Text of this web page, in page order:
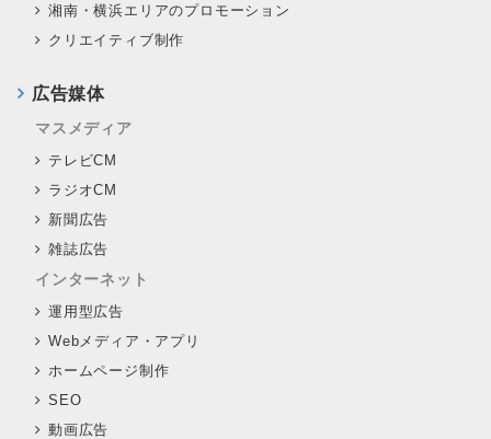
湘南・横浜エリアのプロモーション
クリエイティブ制作
広告媒体
マスメディア
テレビCM
ラジオCM
新聞広告
雑誌広告
インターネット
運用型広告
Webメディア・アプリ
ホームページ制作
SEO
動画広告